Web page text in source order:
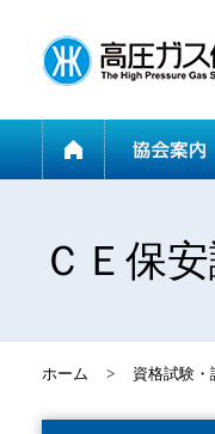
ＣＥ保
ホーム > 資格試験・